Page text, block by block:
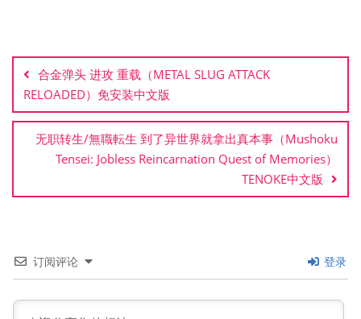
章
导
航
合金弹头 进攻 重载（METAL SLUG ATTACK
RELOADED）免安装中文版
无职转生/無職転生 到了异世界就拿出真本事（Mushoku
Tensei: Jobless Reincarnation Quest of Memories）
TENOKE中文版
订阅评论 登录